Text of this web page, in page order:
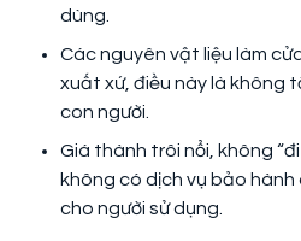
dùng.
Các nguyên vật liệu làm
xuất xứ, điều này là không
con người.
Giá thành trôi nổi, không
không có dịch vụ bảo
cho người sử dụng.